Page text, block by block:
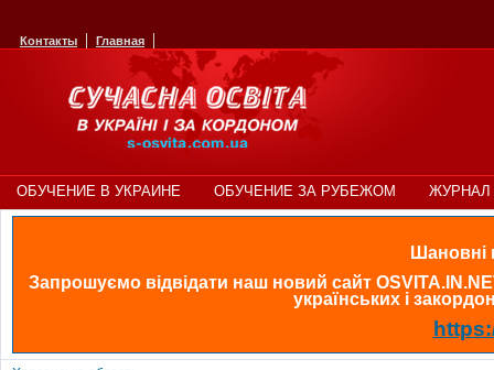
Контакты Главная
ОБУЧЕНИЕ В УКРАИНЕ ОБУЧЕНИЕ ЗА РУБЕЖОМ ЖУРНАЛ
Шановні
Запрошуємо відвідати наш новий сайт
українських і